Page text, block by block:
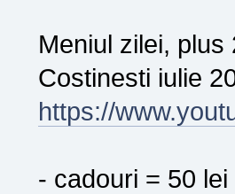
Meniul zilei,
Costinesti iulie
https://
- cadouri = 50 lei